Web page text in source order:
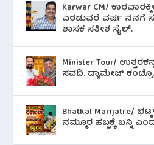
Karwar CM/
ಎರಡುವರೆ ವರ್ಷ ನನಗೆ
ಶಾಸಕ ಸತೀಶ ಸೈಲ್.
Minister Tour/
ಸವದಿ. ಡ್ಯಾಮೇಜ್
Bhatkal Marijatre/
ನಮ್ಮೂರ ಹಬ್ಬಕ್ಕೆ ಬನ್ನಿ